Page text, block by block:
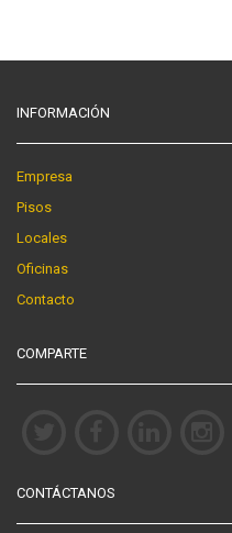
INFORMACIÓN
Empresa
Pisos
Locales
Oficinas
Contacto
COMPARTE
CONTÁCTANOS